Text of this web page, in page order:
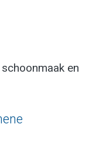
en